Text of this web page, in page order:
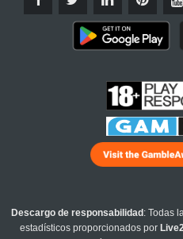
Descargo de responsabilidad : Todas
estadísticos proporcionados por